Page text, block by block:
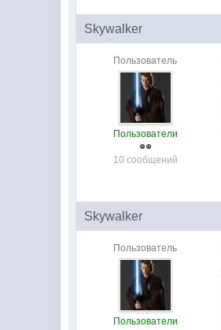
Skywalker
Пользователь
Пользователи
10 сообщений
Skywalker
Пользователь
Пользователи